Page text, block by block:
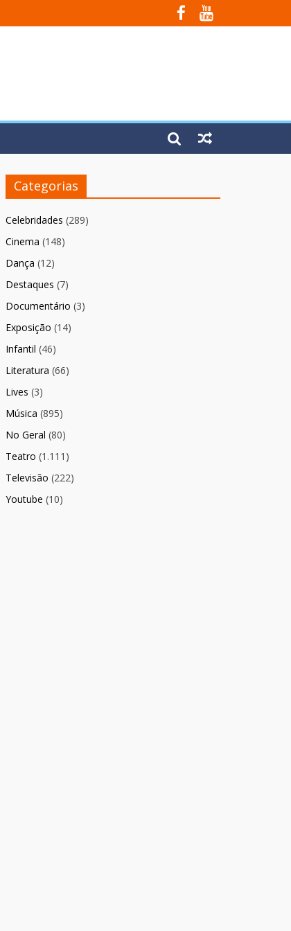
Categorias
Celebridades (289)
Cinema (148)
Dança (12)
Destaques (7)
Documentário (3)
Exposição (14)
Infantil (46)
Literatura (66)
Lives (3)
Música (895)
No Geral (80)
Teatro (1.111)
Televisão (222)
Youtube (10)